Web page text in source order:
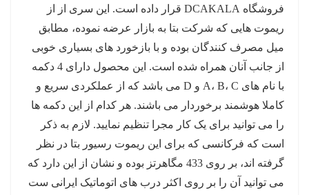
فروشگاه DCAKALA قرار داده است. این سری از از
ریموت هایی که شرکت بتا به بازار عرضه نموده، مطابق
میل مصرف کنندگان بوده و با بازخورد های بسیاری خوبی
از جانب آنان همراه شده است. این محصول دارای 4 دکمه
با نام های A، B، C و D می باشد که از عملکردی سریع و
کاملا هوشمند برخوردار می باشند. هر کدام از این دکمه ها
را می توانید برای یک کار مجرا تنظیم نمایید. لازم به ذکر
است که فرکانسی که برای این ریموت رسیور بتا در نظر
گرفته اند، بر روی 433 مگاهرتز بوده و نشان از این دارد که
می توانید آن را بر روی اکثر درب های اتوماتیک ایرانی ست